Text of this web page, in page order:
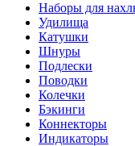
Наборы для
Удилища
Катушки
Шнуры
Подлески
Поводки
Колечки
Бэкинги
Коннекторы
Индикаторы